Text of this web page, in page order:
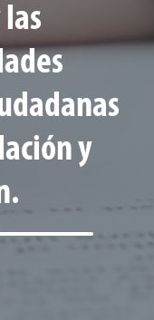
y